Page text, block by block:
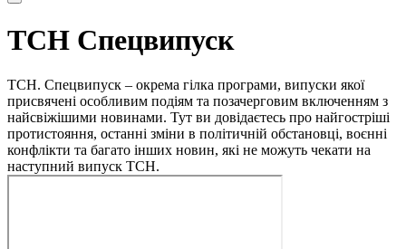
ТСН Спецвипуск
ТСН. Спецвипуск – окрема гілка програми, випуски якої
присвячені особливим подіям та позачерговим включенням з
найсвіжішими новинами. Тут ви довідаєтесь про найгостріші
протистояння, останні зміни в політичній обстановці, воєнні
конфлікти та багато інших новин, які не можуть чекати на
наступний випуск ТСН.